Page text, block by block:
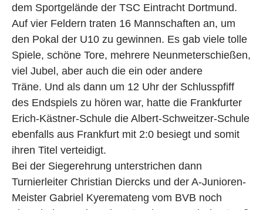
dem Sportgelände der TSC Eintracht Dortmund.
Auf vier Feldern traten 16 Mannschaften an, um
den Pokal der U10 zu gewinnen. Es gab viele tolle
Spiele, schöne Tore, mehrere Neunmeterschießen,
viel Jubel, aber auch die ein oder andere
Träne. Und als dann um 12 Uhr der Schlusspfiff
des Endspiels zu hören war, hatte die Frankfurter
Erich-Kästner-Schule die Albert-Schweitzer-Schule
ebenfalls aus Frankfurt mit 2:0 besiegt und somit
ihren Titel verteidigt.
Bei der Siegerehrung unterstrichen dann
Turnierleiter Christian Diercks und der A-Junioren-
Meister Gabriel Kyeremateng vom BVB noch